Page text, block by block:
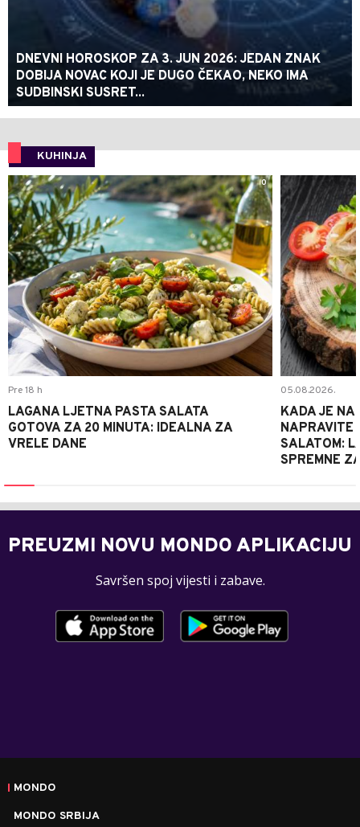
DNEVNI HOROSKOP ZA 3. JUN 2026: JEDAN ZNAK
DOBIJA NOVAC KOJI JE DUGO ČEKAO, NEKO IMA
SUDBINSKI SUSRET...
KUHINJA
0
Pre 18 h
LAGANA LJETNA PASTA SALATA
GOTOVA ZA 20 MINUTA: IDEALNA ZA
VRELE DANE
05.08.2026.
KADA JE
NAPRAVITE
SALATOM:
SPREMNE
PREUZMI NOVU MONDO APLIKACIJU
Savršen spoj vijesti i zabave.
MONDO
MONDO SRBIJA